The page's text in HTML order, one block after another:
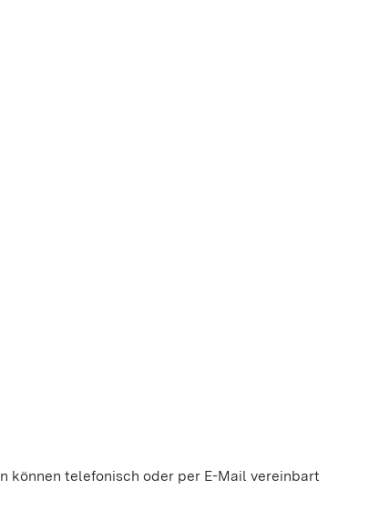
können telefonisch oder per E-Mail vereinbart